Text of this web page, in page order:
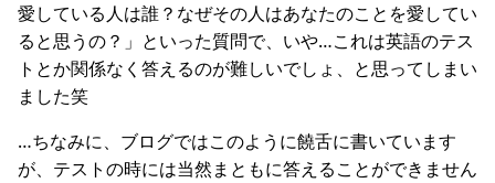
愛している人は誰？なぜその人はあなたのことを愛してい
ると思うの？」といった質問で、いや…これは英語のテス
トとか関係なく答えるのが難しいでしょ、と思ってしまい
ました笑
…ちなみに、ブログではこのように饒舌に書いています
が、テストの時には当然まともに答えることができません